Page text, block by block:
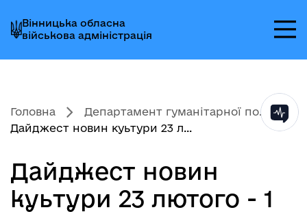
до
головного
меню
до
головного
вмісту
до
головного
колонтитула
Вінницька обласна
військова адміністрація
Головна
Департамент гуманітарної по...
Дайджест новин куьтури 23 л...
Дайджест новин
куьтури 23 лютого - 1